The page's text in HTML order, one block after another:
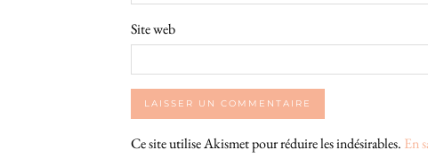
Site web
Ce site utilise Akismet pour réduire les indésirables. En